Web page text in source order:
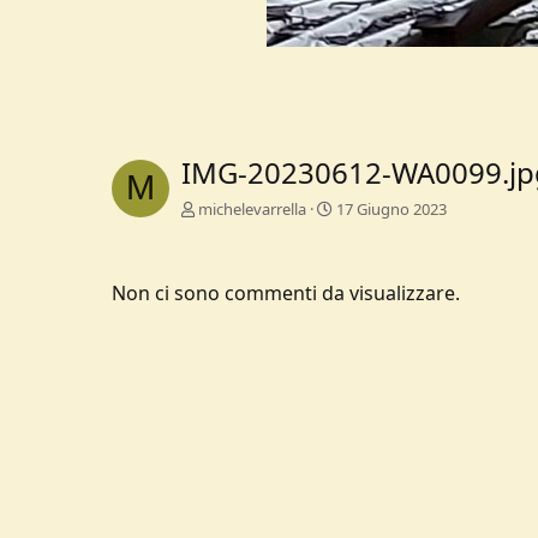
M IMG-20230612-
michelevarrella 17 Giugno 2023
Non ci sono commenti da visualizzare.